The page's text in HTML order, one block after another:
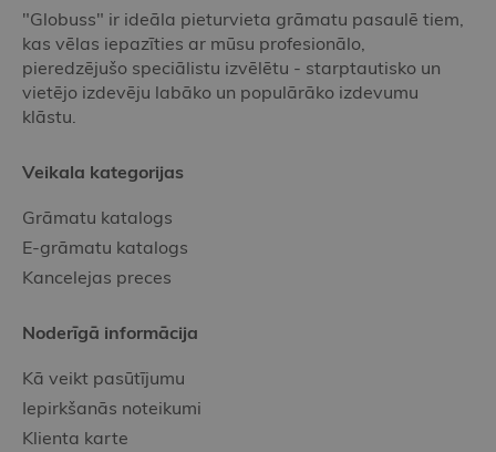
"Globuss" ir ideāla pieturvieta grāmatu pasaulē tiem,
kas vēlas iepazīties ar mūsu profesionālo,
pieredzējušo speciālistu izvēlētu - starptautisko un
vietējo izdevēju labāko un populārāko izdevumu
klāstu.
Veikala kategorijas
Grāmatu katalogs
E-grāmatu katalogs
Kancelejas preces
Noderīgā informācija
Kā veikt pasūtījumu
Iepirkšanās noteikumi
Klienta karte